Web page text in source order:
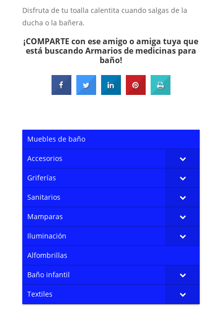
Disfruta de tu toalla calentita cuando salgas de la
ducha o la bañera.
¡COMPARTE con ese amigo o amiga tuya que
está buscando Armarios de medicinas para
baño!
Muebles de baño
Accesorios
Griferías
Sanitarios
Mamparas
Iluminación
Alfombrillas
Baño infantil
Textiles